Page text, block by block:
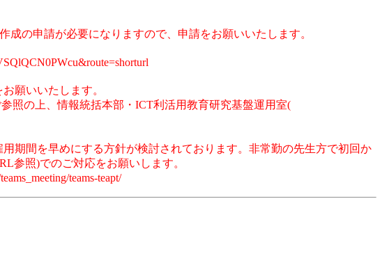
成の申請が必要になりますので、申請をお願いいたします。
願いいたします。
参照の上、情報統括本部・ICT利活用教育研究基盤運用室(
期間を早めにする方針が検討されております。非常勤の先生方で初回か
URL参照)でのご対応をお願いします。
teams-teapt/